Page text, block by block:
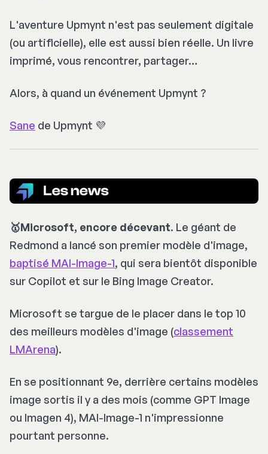
L'aventure Upmynt n'est pas seulement digitale
(ou artificielle), elle est aussi bien réelle. Un livre
imprimé, vous rencontrer, partager…
Alors, à quand un événement Upmynt ?
Sane de Upmynt 💜
🥇Microsoft, encore décevant. Le géant de
Redmond a lancé son premier modèle d'image,
baptisé MAI-Image-1, qui sera bientôt disponible
sur Copilot et sur le Bing Image Creator.
Microsoft se targue de le placer dans le top 10
des meilleurs modèles d'image (classement
LMArena).
En se positionnant 9e, derrière certains modèles
image sortis il y a des mois (comme GPT Image
ou Imagen 4), MAI-Image-1 n'impressionne
pourtant personne.